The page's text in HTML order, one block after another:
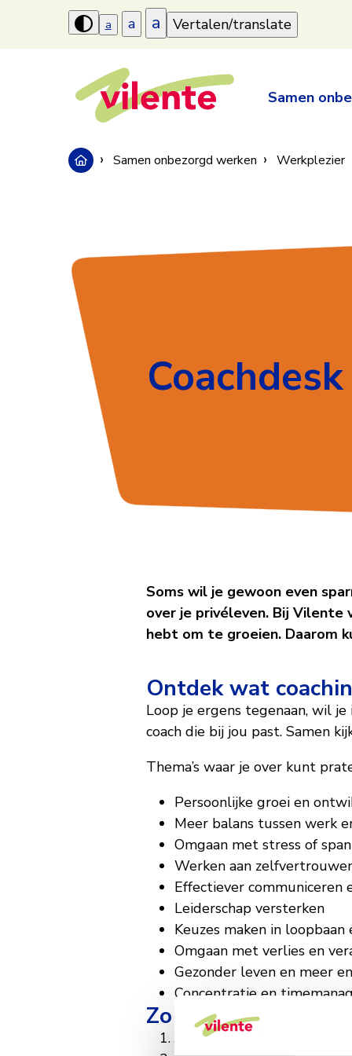
Hoog
contrast
aanzetten
a a a Vertalen/translate
Samen
Samen onbezorgd werken Werkplezier
Coachdesk
Soms wil je gewoon even
over je privéleven. Bij
hebt om te groeien. Daarom
Ontdek wat
Loop je ergens tegenaan, wil
coach die bij jou past. Samen
Thema’s waar je over kunt
Persoonlijke groei en
Meer balans tussen werk
Omgaan met stress of
Werken aan
Effectiever communiceren
Leiderschap versterken
Keuzes maken in loopbaan
Omgaan met verlies en
Gezonder leven en meer
Concentratie en
Zo werkt het
Jij kiest het thema dat voor